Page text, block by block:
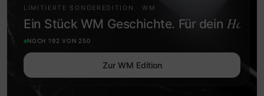
LIMITIERTE SONDEREDITION · WM
Ein Stück WM Geschichte. Für dein
NOCH 192 VON 250
Zur WM Edition